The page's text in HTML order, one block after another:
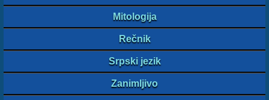
Mitologija
Rečnik
Srpski jezik
Zanimljivo